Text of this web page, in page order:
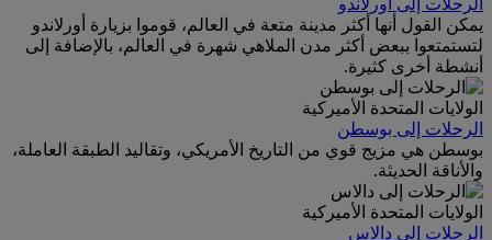
يمكن القول أنها أكثر مدينة متعة في العالم، قوموا بزيارة أورلاندو
لتستمتعوا ببعض أكثر مدن الملاهي شهرة في العالم، بالإضافة إلى
أنشطة أخرى كثيرة.
الولايات المتحدة الأميركية
الرحلات إلى بوسطن
بوسطن هي مزيج قوي من التاريخ الأمريكي، وتقاليد الطبقة العاملة،
والأناقة الحديثة.
الولايات المتحدة الأميركية
الرحلات إلى دالاس